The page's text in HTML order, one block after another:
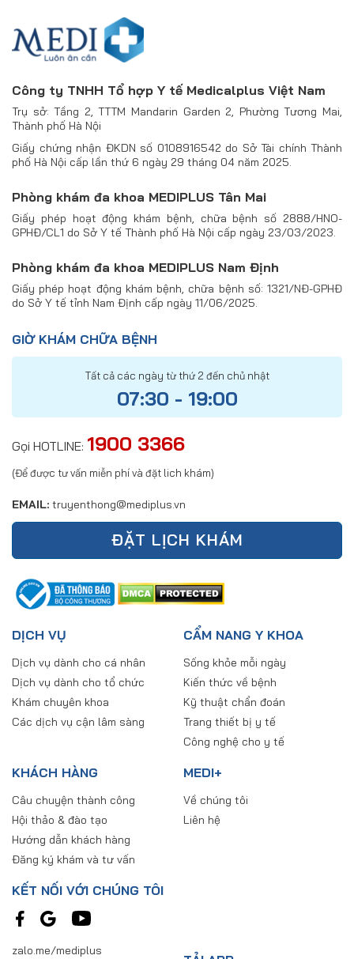
Công ty TNHH Tổ hợp Y tế Medicalplus Việt Nam
Trụ sở: Tầng 2, TTTM Mandarin Garden 2, Phường Tương Mai,
Thành phố Hà Nội
Giấy chứng nhận ĐKDN số 0108916542 do Sở Tài chính Thành
phố Hà Nội cấp lần thứ 6 ngày 29 tháng 04 năm 2025.
Phòng khám đa khoa MEDIPLUS Tân Mai
Giấy phép hoạt động khám bệnh, chữa bệnh số 2888/HNO-
GPHĐ/CL1 do Sở Y tế Thành phố Hà Nội cấp ngày 23/03/2023.
Phòng khám đa khoa MEDIPLUS Nam Định
Giấy phép hoạt động khám bệnh, chữa bệnh số: 1321/NĐ-GPHĐ
do Sở Y tế tỉnh Nam Định cấp ngày 11/06/2025.
GIỜ KHÁM CHỮA BỆNH
Tất cả các ngày từ thứ 2 đến chủ nhật
07:30 - 19:00
Gọi HOTLINE: 1900 3366
(Để được tư vấn miễn phí và đặt lich khám)
EMAIL: truyenthong@mediplus.vn
ĐẶT LỊCH KHÁM
DỊCH VỤ
Dịch vụ dành cho cá nhân
Dịch vụ dành cho tổ chức
Khám chuyên khoa
Các dịch vụ cận lâm sàng
CẨM NANG Y KHOA
Sống khỏe mỗi ngày
Kiến thức về bệnh
Kỹ thuật chẩn đoán
Trang thiết bị y tế
Công nghệ cho y tế
KHÁCH HÀNG
Câu chuyện thành công
Hội thảo & đào tạo
Hướng dẫn khách hàng
Đăng ký khám và tư vấn
MEDI+
Về chúng tôi
Liên hệ
KẾT NỐI VỚI CHÚNG TÔI
zalo.me/mediplus